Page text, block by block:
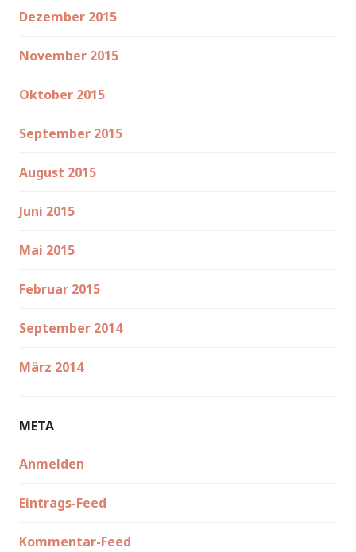
Dezember 2015
November 2015
Oktober 2015
September 2015
August 2015
Juni 2015
Mai 2015
Februar 2015
September 2014
März 2014
META
Anmelden
Eintrags-Feed
Kommentar-Feed